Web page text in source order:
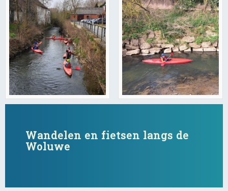
Wandelen en fietsen langs de
Woluwe